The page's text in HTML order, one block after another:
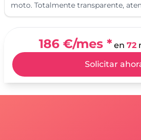
moto. Totalmente transparente,
trabajado de diez. Volvería a
nuevamente sin duda alguna. Un
186 €/mes * en 72
Solicitar